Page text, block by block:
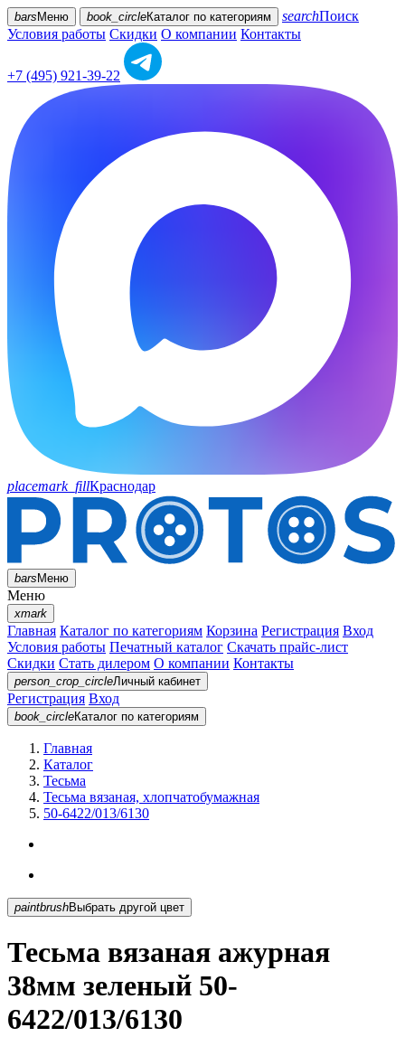
bars Меню book_circleКаталог по категориям searchПоиск
Условия работы Скидки О компании Контакты
+7 (495) 921-39-22
placemark_fillКраснодар
barsМеню
Меню
xmark
Главная Каталог по категориям Корзина Регистрация Вход
Условия работы Печатный каталог Скачать прайс-лист
Скидки Стать дилером О компании Контакты
person_crop_circleЛичный кабинет
Регистрация Вход
book_circleКаталог по категориям
Главная
Каталог
Тесьма
Тесьма вязаная, хлопчатобумажная
50-6422/013/6130
paintbrush Выбрать другой цвет
Тесьма вязаная ажурная
38мм зеленый 50-
6422/013/6130